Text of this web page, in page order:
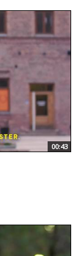
00:43